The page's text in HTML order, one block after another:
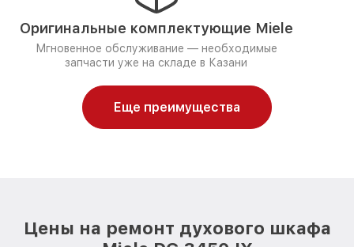
Оригинальные комплектующие Miele
Мгновенное обслуживание — необходимые
запчасти уже на складе в Казани
Еще преимущества
Цены на ремонт духового шкафа